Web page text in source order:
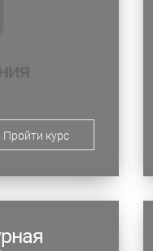
Пройти курс